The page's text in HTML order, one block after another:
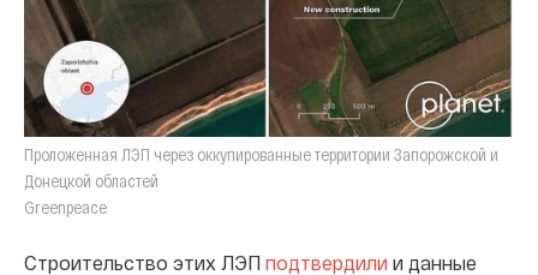
Проложенная ЛЭП через оккупированные территории Запорожской и
Донецкой областей
Greenpeace
Строительство этих ЛЭП подтвердили и данные